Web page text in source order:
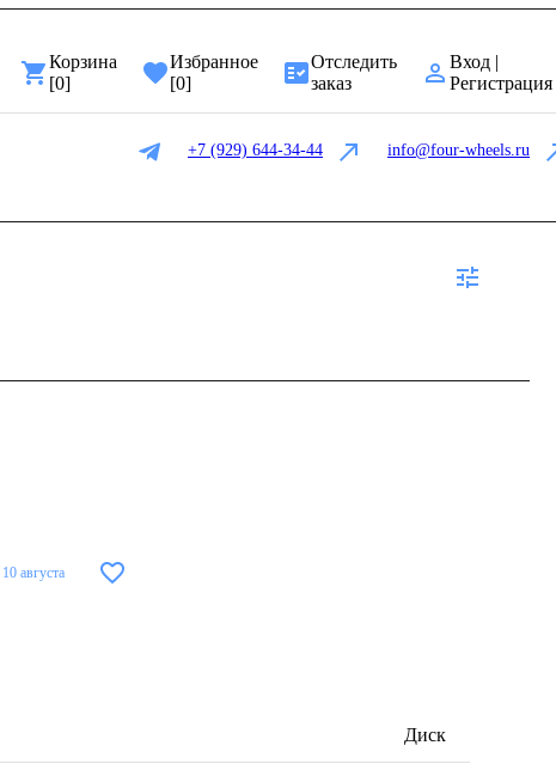
Корзина
[0]
Избранное
[0]
Отследить
заказ
Вход |
Регистрация
+7 (929) 644-34-44 info@four-wheels.ru
10 августа
Диск